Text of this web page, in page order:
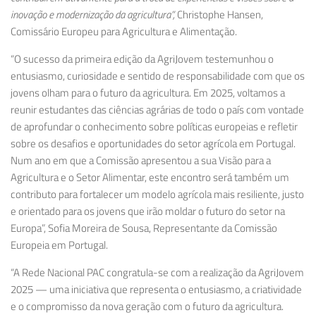
inovação e modernização da agricultura”,Christophe Hansen,
Comissário Europeu para Agricultura e Alimentação.
“O sucesso da primeira edição da AgriJovem testemunhou o
entusiasmo, curiosidade e sentido de responsabilidade com que os
jovens olham para o futuro da agricultura. Em 2025, voltamos a
reunir estudantes das ciências agrárias de todo o país com vontade
de aprofundar o conhecimento sobre políticas europeias e refletir
sobre os desafios e oportunidades do setor agrícola em Portugal.
Num ano em que a Comissão apresentou a sua Visão para a
Agricultura e o Setor Alimentar, este encontro será também um
contributo para fortalecer um modelo agrícola mais resiliente, justo
e orientado para os jovens que irão moldar o futuro do setor na
Europa”, SofiaMoreira de Sousa, Representante da Comissão
Europeia em Portugal.
“A Rede Nacional PAC congratula-se com a realização da AgriJovem
2025 — uma iniciativa que representa o entusiasmo, a criatividade
e o compromisso da nova geração com o futuro da agricultura.